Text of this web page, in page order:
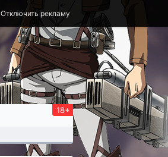
Отключить рекламу
18+